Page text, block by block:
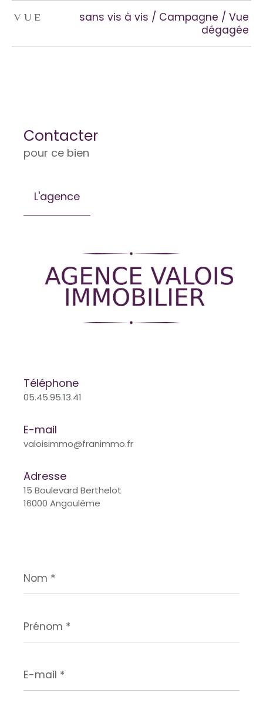
VUE
sans vis à vis / Campagne / Vue
dégagée
Contacter
pour ce bien
L'agence
Téléphone
05.45.95.13.41
E-mail
valoisimmo@franimmo.fr
Adresse
15 Boulevard Berthelot
16000 Angoulême
*
*
mail
*